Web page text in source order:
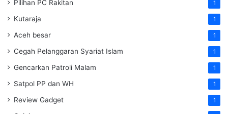
Pilihan PC Rakitan 1
Kutaraja 1
Aceh besar 1
Cegah Pelanggaran Syariat Islam 1
Gencarkan Patroli Malam 1
Satpol PP dan WH 1
Review Gadget 1